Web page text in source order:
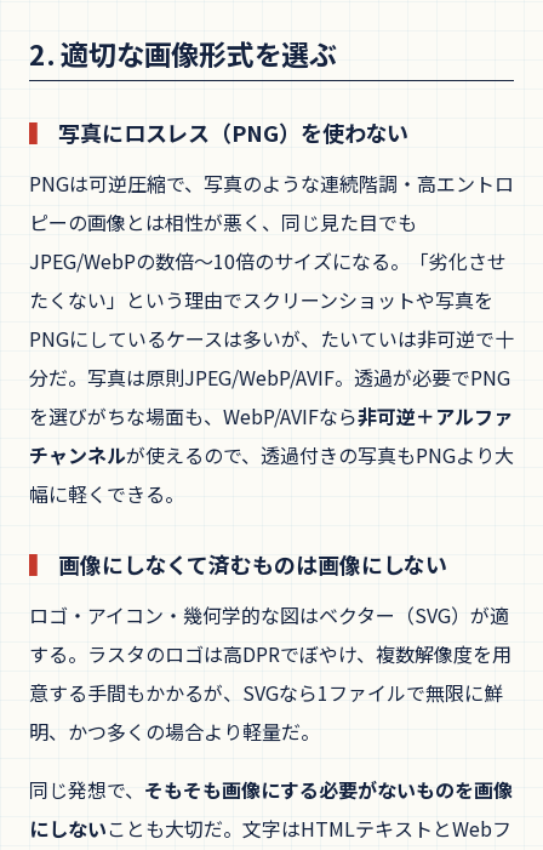
2. 適切な画像形式を選ぶ
写真にロスレス（PNG）を使わない
PNGは可逆圧縮で、写真のような連続階調・高エントロ
ピーの画像とは相性が悪く、同じ見た目でも
JPEG/WebPの数倍〜10倍のサイズになる。「劣化させ
たくない」という理由でスクリーンショットや写真を
PNGにしているケースは多いが、たいていは非可逆で十
分だ。写真は原則JPEG/WebP/AVIF。透過が必要でPNG
を選びがちな場面も、WebP/AVIFなら非可逆＋アルファ
チャンネルが使えるので、透過付きの写真もPNGより大
幅に軽くできる。
画像にしなくて済むものは画像にしない
ロゴ・アイコン・幾何学的な図はベクター（SVG）が適
する。ラスタのロゴは高DPRでぼやけ、複数解像度を用
意する手間もかかるが、SVGなら1ファイルで無限に鮮
明、かつ多くの場合より軽量だ。
同じ発想で、 そもそも画像にする必要がないものを画像
にしないことも大切だ。文字はHTMLテキストとWebフ